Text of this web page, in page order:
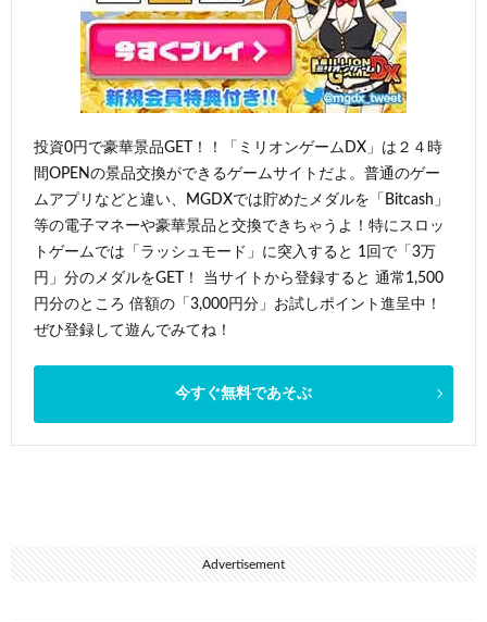
投資0円で豪華景品GET！！「ミリオンゲームDX」は２４時
間OPENの景品交換ができるゲームサイトだよ。普通のゲー
ムアプリなどと違い、MGDXでは貯めたメダルを「Bitcash」
等の電子マネーや豪華景品と交換できちゃうよ！特にスロッ
トゲームでは「ラッシュモード」に突入すると 1回で「3万
円」分のメダルをGET！ 当サイトから登録すると 通常1,500
円分のところ 倍額の「3,000円分」お試しポイント進呈中！
ぜひ登録して遊んでみてね！
今すぐ無料であそぶ
Advertisement